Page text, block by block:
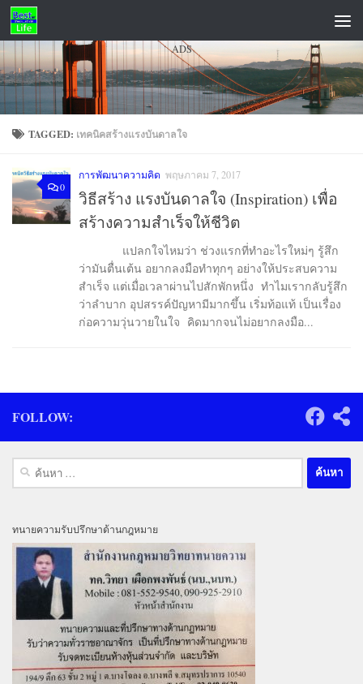
Skip to content
ADS
TAGGED: เทคนิคสร้างแรงบันดาลใจ
0
การพัฒนาความคิด พฤษภาคม 7, 2017
วิธีสร้าง แรงบันดาลใจ (Inspiration) เพื่อ
สร้างความสำเร็จให้ชีวิต
แปลกใจไหมว่า ช่วงแรกที่ทำอะไรใหม่ๆ รู้สึก
ว่ามันตื่นเต้น อยากลงมือทำทุกๆ อย่างให้ประสบความ
สำเร็จ แต่เมื่อเวลาผ่านไปสักพักหนึ่ง ทำไมเรากลับรู้สึก
ว่าลำบาก อุปสรรค์ปัญหามีมากขึ้น เริ่มท้อแท้ เป็นเรื่อง
ก่อความวุ่นวายในใจ คิดมากจนไม่อยากลงมือ...
FOLLOW:
ค้นหา
สำหรับ:
ทนายความรับปรึกษาด้านกฎหมาย